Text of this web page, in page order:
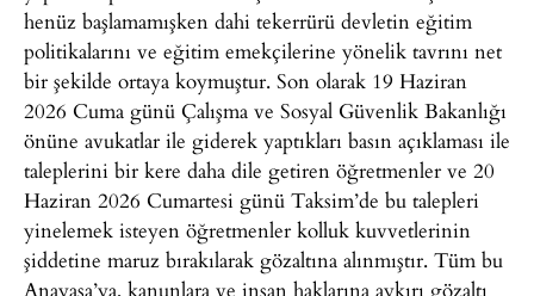
henüz başlamamışken dahi tekerrürü devletin eğitim
politikalarını ve eğitim emekçilerine yönelik tavrını net
bir şekilde ortaya koymuştur. Son olarak 19 Haziran
2026 Cuma günü Çalışma ve Sosyal Güvenlik Bakanlığı
önüne avukatlar ile giderek yaptıkları basın açıklaması ile
taleplerini bir kere daha dile getiren öğretmenler ve 20
Haziran 2026 Cumartesi günü Taksim’de bu talepleri
yinelemek isteyen öğretmenler kolluk kuvvetlerinin
şiddetine maruz bırakılarak gözaltına alınmıştır. Tüm bu
Anayasa’ya, kanunlara ve insan haklarına aykırı gözaltı